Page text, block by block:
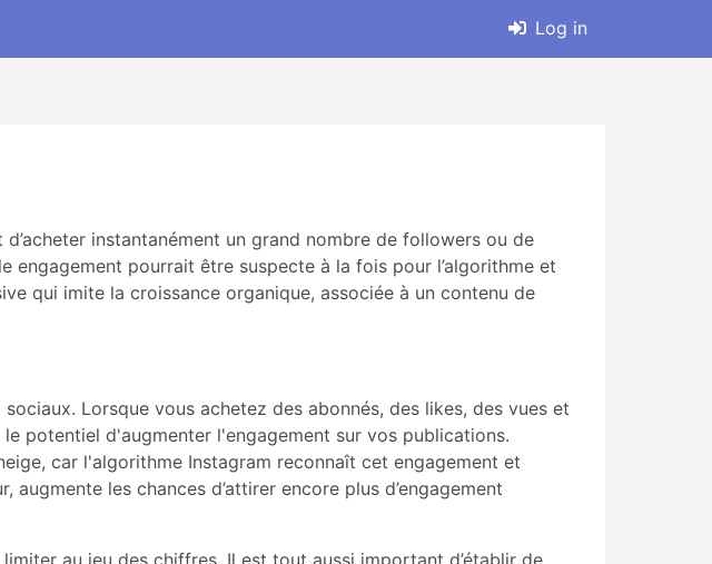
Log in
instantanément un grand nombre de followers ou de
engagement pourrait être suspecte à la fois pour l’algorithme et
qui imite la croissance organique, associée à un contenu de
Lorsque vous achetez des abonnés, des likes, des vues et
potentiel d'augmenter l'engagement sur vos publications.
car l'algorithme Instagram reconnaît cet engagement et
les chances d’attirer encore plus d’engagement
au jeu des chiffres. Il est tout aussi important d’établir de